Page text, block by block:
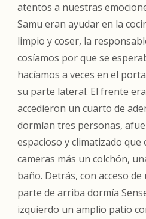
atentos a nuestras
Samu eran ayudar en la
limpio y coser, la
cosíamos por que se
hacíamos a veces en el
su parte lateral. El frente
accedieron un cuarto de
dormían tres personas,
espacioso y climatizado que
cameras más un colchón,
baño. Detrás, con acceso
parte de arriba dormía
izquierdo un amplio patio